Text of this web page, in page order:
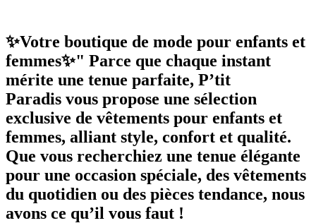
✨Votre boutique de mode pour enfants et
femmes✨" Parce que chaque instant
mérite une tenue parfaite, P’tit
Paradis vous propose une sélection
exclusive de vêtements pour enfants et
femmes, alliant style, confort et qualité.
Que vous recherchiez une tenue élégante
pour une occasion spéciale, des vêtements
du quotidien ou des pièces tendance, nous
avons ce qu’il vous faut !